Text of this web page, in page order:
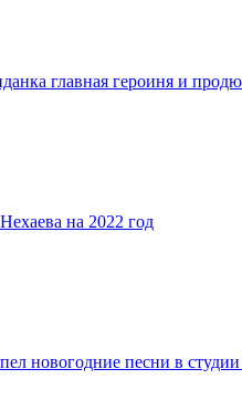
главная героиня и
на 2022 год
новогодние песни в